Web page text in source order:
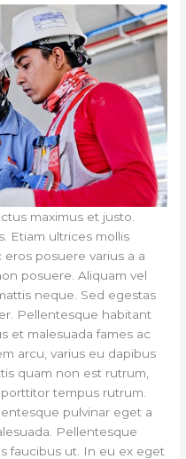
maximus et justo.
Etiam ultrices mollis
posuere varius a a
posuere. Aliquam vel
neque. Sed egestas
Pellentesque habitant
et malesuada fames ac
arcu, varius eu dapibus
quam non est rutrum,
tempus rutrum.
pulvinar eget a
Pellentesque
faucibus ut. In eu ex eget